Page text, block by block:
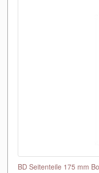
BD Seitenteile 175 mm